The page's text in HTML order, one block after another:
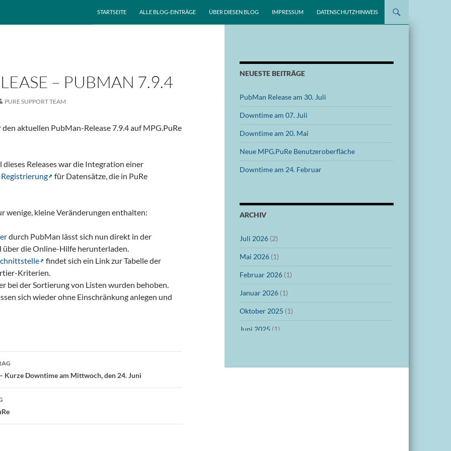
STARTSEITE
ALLE BLOG-EINTRÄGE ÜBER DIESEN BLOG IMPRESSUM DATENSCHUTZHINWEIS
– PUBMAN 7.9.4
PURE SUPPORT TEAM
aktuellen PubMan-Release 7.9.4 auf MPG.PuRe
Releases war die Integration einer
für Datensätze, die in PuRe
wenige, kleine Veränderungen enthalten:
durch PubMan lässt sich nun direkt in der
über die Online-Hilfe herunterladen.
findet sich ein Link zur Tabelle der
Kriterien.
bei der Sortierung von Listen wurden behoben.
sich wieder ohne Einschränkung anlegen und
Kurze Downtime am Mittwoch, den 24. Juni
NEUESTE BEITRÄGE
PubMan Release am 30. Juli
Downtime am 07. Juli
Downtime am 20. Mai
Neue MPG.PuRe Benutzeroberfläche
Downtime am 24. Februar
ARCHIV
Juli 2026 (2)
Mai 2026 (1)
Februar 2026 (1)
Januar 2026 (1)
Oktober 2025 (1)
Juni 2025 (1)